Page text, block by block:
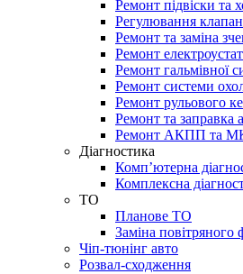
Ремонт підвіски та
Регулювання
Ремонт та заміна
Ремонт
Ремонт гальмівної
Ремонт системи
Ремонт рульового
Ремонт та заправка
Ремонт АКПП та
Діагностика
Комп’ютерна
Комплексна
ТО
Планове ТО
Заміна повітряного
Чіп-тюнінг авто
Розвал-сходження